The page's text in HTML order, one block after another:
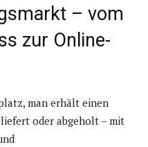
– vom
zur Online-
man erhält einen
oder abgeholt – mit